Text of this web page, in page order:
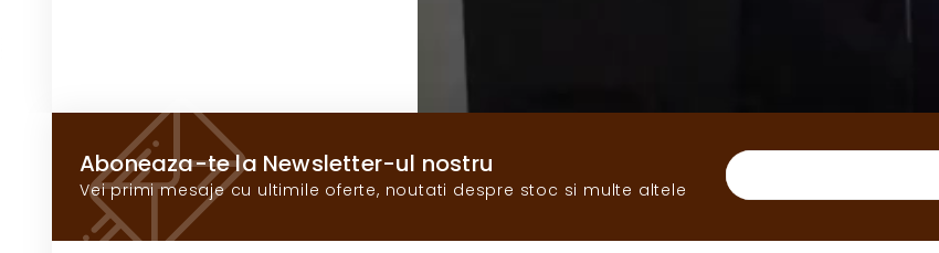
Aboneaza-te la Newsletter-ul nostru
Vei primi mesaje cu ultimile oferte, noutati despre stoc si multe altele